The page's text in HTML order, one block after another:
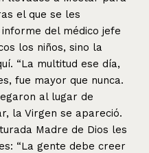
el que se les
informe del médico jefe
los niños, sino la
“La multitud ese día,
fue mayor que nunca.
al lugar de
la Virgen se apareció.
Madre de Dios les
“La gente debe creer